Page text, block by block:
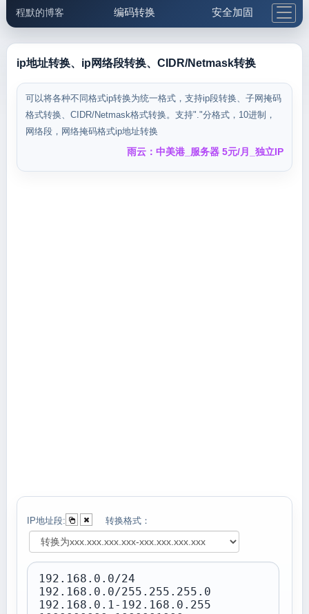
程默的博客 编码转换 安全加固
邮件工具 生活便民 更多工具
5.1支付宝大红包
ip地址转换、ip网络段转换、CIDR/Netmask转换
可以将各种不同格式ip转换为统一格式，支持ip段转换、子网掩码
格式转换、CIDR/Netmask格式转换。支持"."分格式，10进制，
网络段，网络掩码格式ip地址转换
雨云：中美港_服务器 5元/月_独立IP
IP地址段: 转换格式：